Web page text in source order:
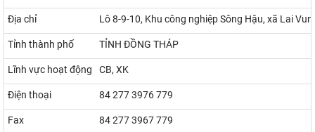
Địa chỉ Lô 8-9-10, Khu công nghiệp Sông Hậu, xã Lai
Tỉnh thành phố TỈNH ĐỒNG THÁP
Lĩnh vực hoạt động CB, XK
Điện thoại 84 277 3976 779
Fax 84 277 3967 779